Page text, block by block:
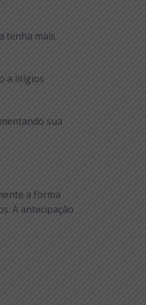
tenha mais
a litígios
sua
a forma
A antecipação